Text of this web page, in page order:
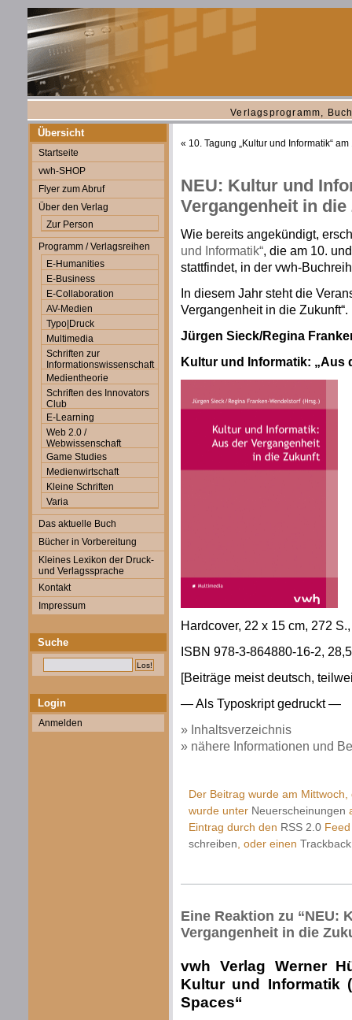
Verlagsprogramm,
Übersicht
Startseite
vwh-SHOP
Flyer zum Abruf
Über den Verlag
Zur Person
Programm / Verlagsreihen
E-Humanities
E-Business
E-Collaboration
AV-Medien
Typo|Druck
Multimedia
Schriften zur
Informationswissenschaft
Medientheorie
Schriften des Innovators
Club
E-Learning
Web 2.0 /
Webwissenschaft
Game Studies
Medienwirtschaft
Kleine Schriften
Varia
Das aktuelle Buch
Bücher in Vorbereitung
Kleines Lexikon der Druck-
und Verlagssprache
Kontakt
Impressum
Suche
Login
Anmelden
« 10. Tagung „Kultur und Informatik“
NEU: Kultur und
Vergangenheit in die
Wie bereits angekündigt,
und Informatik“, die am 10.
stattfindet, in der vwh-
In diesem Jahr steht die
Vergangenheit in die Zukunft“.
Jürgen Sieck/Regina
Kultur und Informatik: „Aus
Hardcover, 22 x 15 cm, 272
ISBN 978-3-864880-16-2,
[Beiträge meist deutsch,
— Als Typoskript gedruckt —
» Inhaltsverzeichnis
» nähere Informationen und
Der Beitrag wurde am
wurde unter Neuerscheinungen
Eintrag durch den RSS 2.0
schreiben , oder einen Trackback
Eine Reaktion zu “NEU:
Vergangenheit in die
vwh Verlag Werner
Kultur und Informatik
Spaces“